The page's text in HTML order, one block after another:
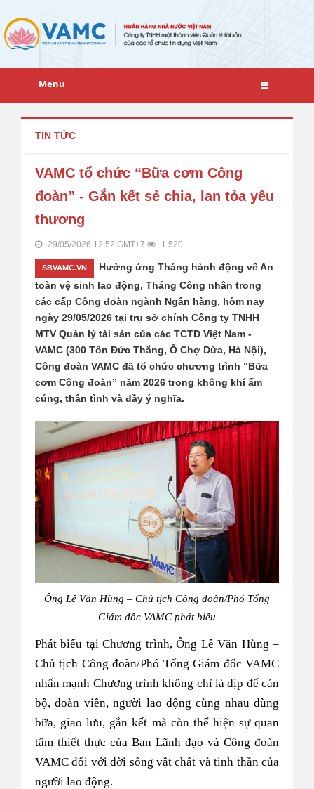
Menu
TIN TỨC
VAMC tổ chức “Bữa cơm Công
đoàn” - Gắn kết sẻ chia, lan tỏa yêu
thương
29/05/2026 12:52 GMT+7 1.520
Hưởng ứng Tháng hành động về An
toàn vệ sinh lao động, Tháng Công nhân trong
các cấp Công đoàn ngành Ngân hàng, hôm nay
ngày 29/05/2026 tại trụ sở chính Công ty TNHH
MTV Quản lý tài sản của các TCTD Việt Nam -
VAMC (300 Tôn Đức Thắng, Ô Chợ Dừa, Hà Nội),
Công đoàn VAMC đã tổ chức chương trình “Bữa
cơm Công đoàn” năm 2026 trong không khí ấm
cúng, thân tình và đầy ý nghĩa.
Ông Lê Văn Hùng – Chủ tịch Công đoàn/Phó Tổng
Giám đốc VAMC phát biểu
Phát biểu tại Chương trình, Ông Lê Văn Hùng –
Chủ tịch Công đoàn/Phó Tổng Giám đốc VAMC
nhấn mạnh Chương trình không chỉ là dịp để cán
bộ, đoàn viên, người lao động cùng nhau dùng
bữa, giao lưu, gắn kết mà còn thể hiện sự quan
tâm thiết thực của Ban Lãnh đạo và Công đoàn
VAMC đối với đời sống vật chất và tinh thần của
người lao động.